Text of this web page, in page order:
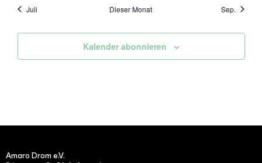
Juli Dieser Monat Sep.
Kalender abonnieren
Amaro Drom e.V.